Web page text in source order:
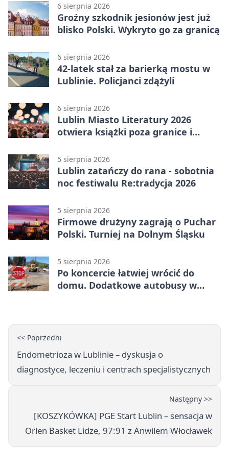
6 sierpnia 2026
Groźny szkodnik jesionów jest już
blisko Polski. Wykryto go za granicą
6 sierpnia 2026
42-latek stał za barierką mostu w
Lublinie. Policjanci zdążyli
6 sierpnia 2026
Lublin Miasto Literatury 2026
otwiera książki poza granice i
5 sierpnia 2026
Lublin zatańczy do rana - sobotnia
noc festiwalu Re:tradycja 2026
5 sierpnia 2026
Firmowe drużyny zagrają o Puchar
Polski. Turniej na Dolnym Śląsku
5 sierpnia 2026
Po koncercie łatwiej wrócić do
domu. Dodatkowe autobusy w
<< Poprzedni
Endometrioza w Lublinie – dyskusja o
diagnostyce, leczeniu i centrach specjalistycznych
Następny >>
[KOSZYKÓWKA] PGE Start Lublin – sensacja w
Orlen Basket Lidze, 97:91 z Anwilem Włocławek